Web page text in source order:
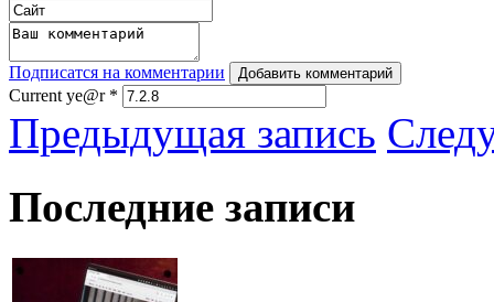
Подписатся на комментарии Добавить комментарий
Current ye@r *
Предыдущая запись
Последние записи